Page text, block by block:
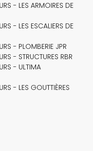
- LES ARMOIRES DE
- LES ESCALIERS DE
- PLOMBERIE JPR
- STRUCTURES RBR
- ULTIMA
- LES GOUTTIÈRES